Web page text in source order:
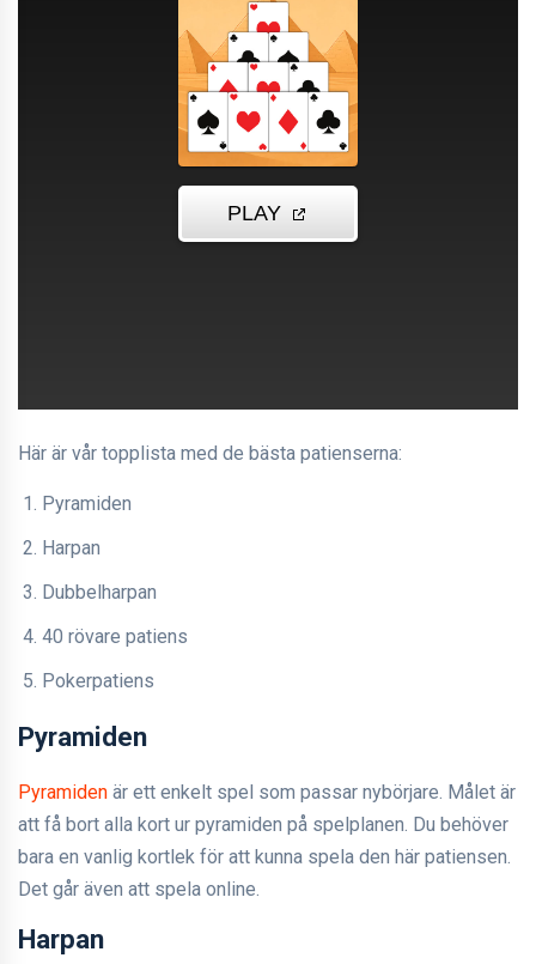
Här är vår topplista med de bästa patienserna:
Pyramiden
Harpan
Dubbelharpan
40 rövare patiens
Pokerpatiens
Pyramiden
Pyramiden är ett enkelt spel som passar nybörjare. Målet är
att få bort alla kort ur pyramiden på spelplanen. Du behöver
bara en vanlig kortlek för att kunna spela den här patiensen.
Det går även att spela online.
Harpan